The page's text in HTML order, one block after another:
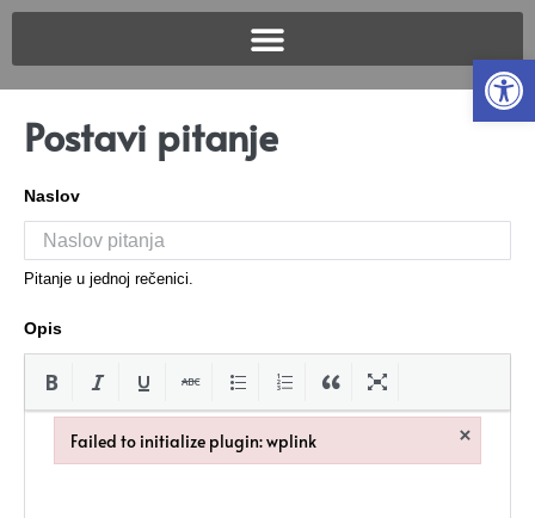
Postavi pitanje
Naslov
Pitanje u jednoj rečenici.
Opis
Failed to initialize plugin: wplink ×
Failed to initialize plugin: wplink